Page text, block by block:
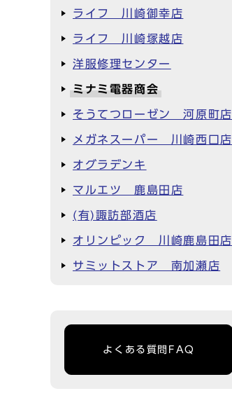
ライフ 川崎御幸店
ライフ 川崎塚越店
洋服修理センター
ミナミ電器商会
そうてつローゼン 河原町店
メガネスーパー 川崎西口店
オグラデンキ
マルエツ 鹿島田店
(有)諏訪部酒店
オリンピック 川崎鹿島田店
サミットストア 南加瀬店
よくある質問FAQ